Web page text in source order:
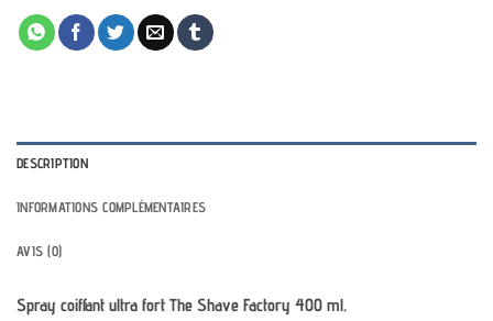
DESCRIPTION
INFORMATIONS COMPLÉMENTAIRES
AVIS (0)
Spray coiffant ultra fort The Shave Factory 400 ml.